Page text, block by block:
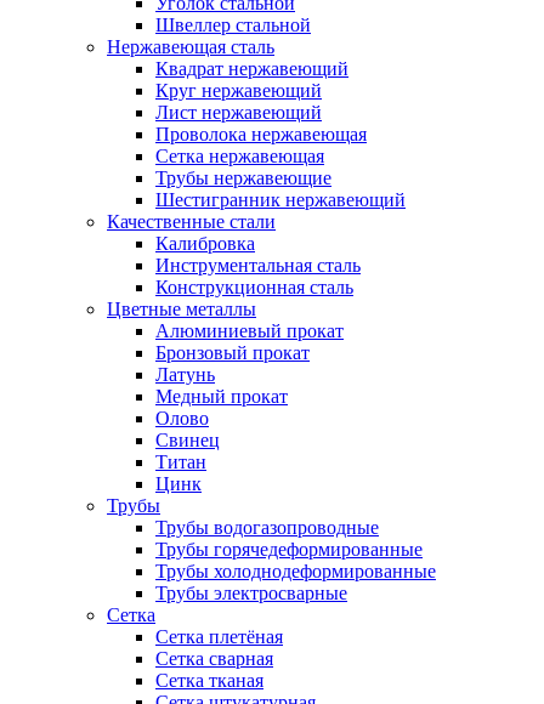
Швеллер стальной
Нержавеющая сталь
Квадрат нержавеющий
Круг нержавеющий
Лист нержавеющий
Проволока нержавеющая
Сетка нержавеющая
Трубы нержавеющие
Шестигранник нержавеющий
Качественные стали
Калибровка
Инструментальная сталь
Конструкционная сталь
Цветные металлы
Алюминиевый прокат
Бронзовый прокат
Латунь
Медный прокат
Олово
Свинец
Титан
Цинк
Трубы
Трубы водогазопроводные
Трубы горячедеформированные
Трубы холоднодеформированные
Трубы электросварные
Сетка
Сетка плетёная
Сетка сварная
Сетка тканая